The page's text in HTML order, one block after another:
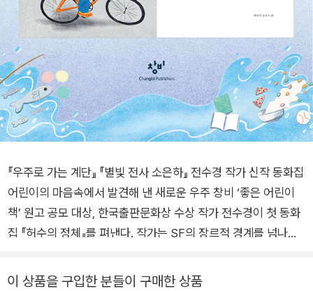
『우주로 가는 계단』 『별빛 전사 소은하』 전수경 작가 신작 동화집
어린이의 마음속에서 발견해 낸 새로운 우주 창비 ‘좋은 어린이
책’ 원고 공모 대상, 한국출판문화상 수상 작가 전수경이 첫 동화
집 『허수의 정체』를 펴낸다. 작가는 SF의 장르적 경계를 넘나들
감동을 선사해 왔다. 우주의 비밀에 다가서며 진정한 자신을 용기
이 상품을 구입한 분들이 구매한 상품